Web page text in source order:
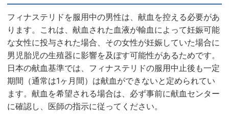
フィナステリドを服用中の男性は、献血を控える必要があ
ります。これは、献血された血液が輸血によって妊娠可能
な女性に投与された場合、その女性が妊娠していた場合に
男児胎児の生殖器に影響を及ぼす可能性があるためです。
日本の献血基準では、フィナステリドの服用中止後も一定
期間（通常は1ヶ月間）は献血ができないと定められてい
ます。献血を希望される場合は、必ず事前に献血センター
に確認し、医師の指示に従ってください。